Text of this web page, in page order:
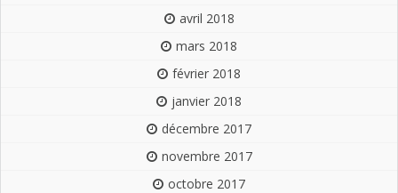
avril 2018
mars 2018
février 2018
janvier 2018
décembre 2017
novembre 2017
octobre 2017